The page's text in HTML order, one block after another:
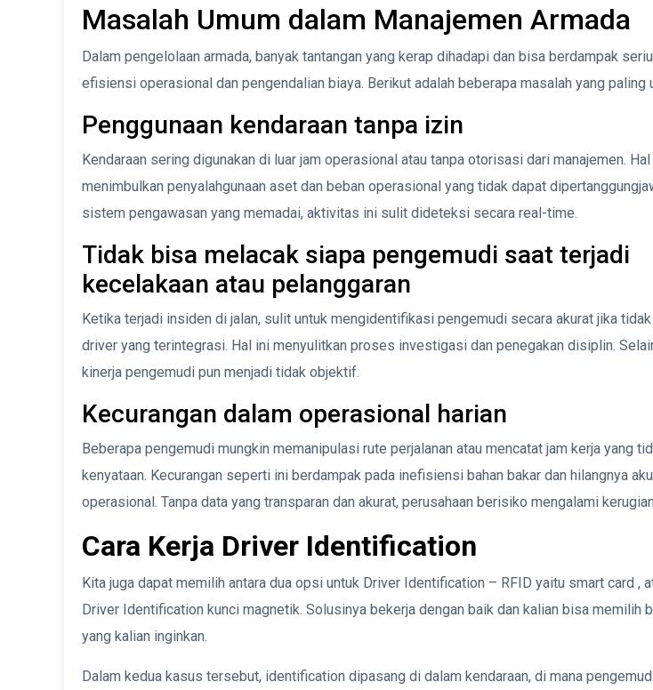
Masalah Umum dalam Manajemen Armada
Dalam pengelolaan armada, banyak tantangan yang kerap dihadapi dan bisa berdampak
efisiensi operasional dan pengendalian biaya. Berikut adalah beberapa masalah yang paling
Penggunaan kendaraan tanpa izin
Kendaraan sering digunakan di luar jam operasional atau tanpa otorisasi dari manajemen.
menimbulkan penyalahgunaan aset dan beban operasional yang tidak dapat
sistem pengawasan yang memadai, aktivitas ini sulit dideteksi secara real-time.
Tidak bisa melacak siapa pengemudi saat terjadi
kecelakaan atau pelanggaran
Ketika terjadi insiden di jalan, sulit untuk mengidentifikasi pengemudi secara akurat jika
driver yang terintegrasi. Hal ini menyulitkan proses investigasi dan penegakan disiplin.
kinerja pengemudi pun menjadi tidak objektif.
Kecurangan dalam operasional harian
Beberapa pengemudi mungkin memanipulasi rute perjalanan atau mencatat jam kerja yang
kenyataan. Kecurangan seperti ini berdampak pada inefisiensi bahan bakar dan hilangnya
operasional. Tanpa data yang transparan dan akurat, perusahaan berisiko mengalami
Cara Kerja Driver Identification
Kita juga dapat memilih antara dua opsi untuk Driver Identification – RFID yaitu smart card ,
Driver Identification kunci magnetik. Solusinya bekerja dengan baik dan kalian bisa memilih
yang kalian inginkan.
Dalam kedua kasus tersebut, identification dipasang di dalam kendaraan, di mana